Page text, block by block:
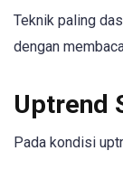
Teknik paling
dengan
Uptrend
Pada kondisi